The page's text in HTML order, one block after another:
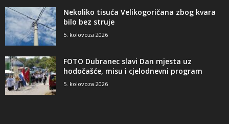
Nekoliko tisuća Velikogoričana zbog kvara
bilo bez struje
5. kolovoza 2026
FOTO Dubranec slavi Dan mjesta uz
hodočašće, misu i cjelodnevni program
5. kolovoza 2026